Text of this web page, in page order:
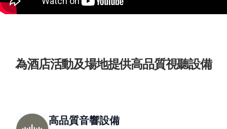
為酒店活動及場地提供高品質視聽設備
高品質音響設備